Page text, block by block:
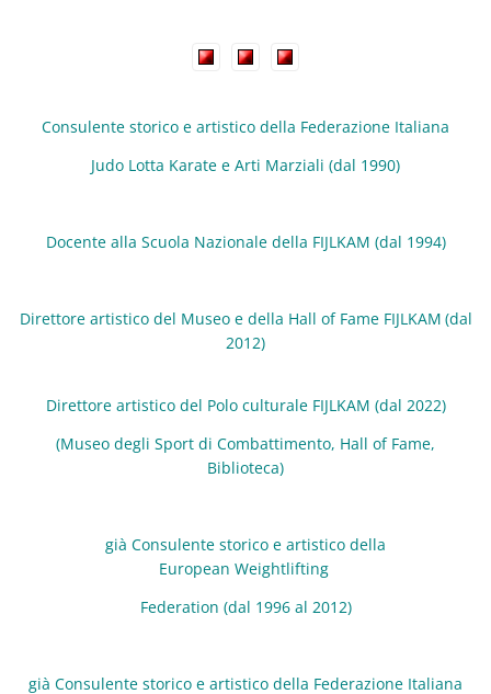
Consulente storico e artistico della Federazione Italiana
Judo Lotta Karate e Arti Marziali (dal 1990)
Docente alla Scuola Nazionale della FIJLKAM (dal 1994)
Direttore artistico del Museo e della Hall of Fame FIJLKAM (dal
2012)
Direttore artistico del Polo culturale FIJLKAM (dal 2022)
(Museo degli Sport di Combattimento, Hall of Fame,
Biblioteca)
già Consulente storico e artistico della
European Weightlifting
Federation (dal 1996 al 2012)
già Consulente storico e artistico della Federazione Italiana